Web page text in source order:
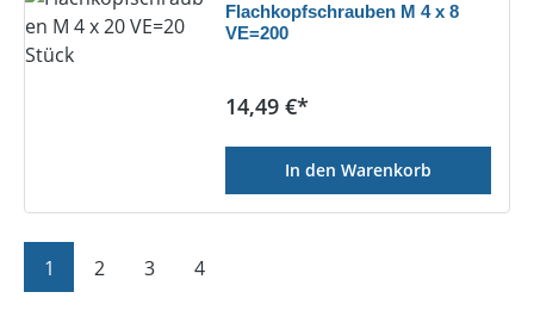
Flachkopfschrauben M 4 x 8
VE=200
Regulärer Preis:
14,49 €*
In den Warenkorb
Seite
1 Seite
2 Seite
3 Seite
4